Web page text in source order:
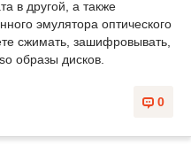
в другой, а также
эмулятора оптического
сжимать, зашифровывать,
образы дисков.
0